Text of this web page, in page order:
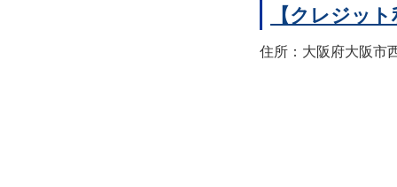
【クレジッ
住所：大阪府大阪市